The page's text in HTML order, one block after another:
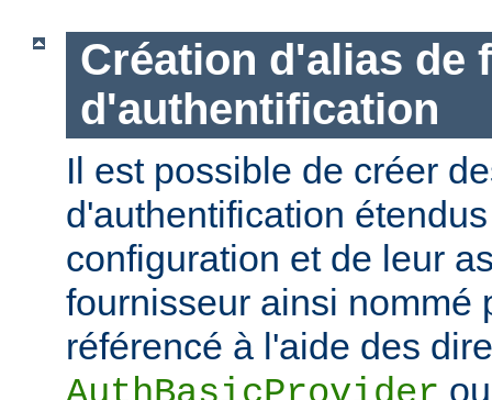
Création d'alias de
d'authentification
Il est possible de créer
d'authentification
configuration et de leur
fournisseur ainsi nommé
référencé à l'aide des
ou